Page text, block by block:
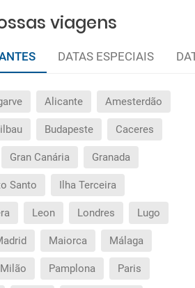
viagens
DATAS ESPECIAIS
Alicante Amesterdão
Budapeste Caceres
Gran Canária Granada
Santo Ilha Terceira
Leon Londres Lugo
Maiorca Málaga
Milão Pamplona Paris